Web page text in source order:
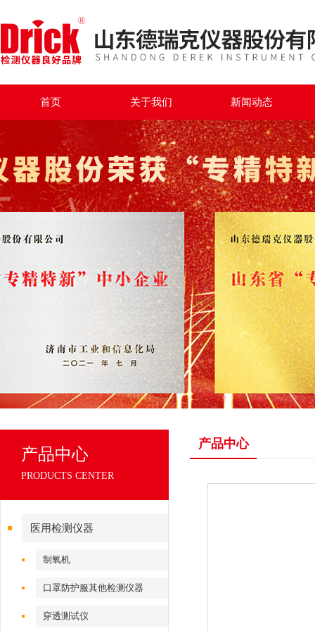
首页 关于我们 新闻动态
产品中心
PRODUCTS CENTER
医用检测仪器
制氧机
口罩防护服其他检测仪器
穿透测试仪
产品中心